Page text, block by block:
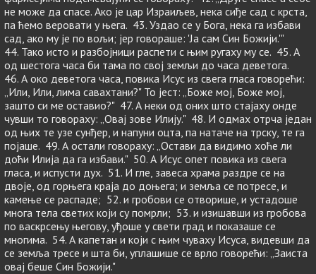
не може да спасе. Ако је цар Израиљев, нека сиђе сад с крста,
па ћемо веровати у њега. 43. Уздао се у Бога, нека га избави
сад, ако му је по вољи; јер говораше: 'Ја сам Син Божији.'"
44. Тако исто и разбојници распети с њим ругаху му се. 45. А
од шестога часа би тама по свој земљи до часа деветога.
46. А око деветога часа, повика Исус из свега гласа говорећи:
„Или, Или, лима савахтани?" То јест: „Боже мој, Боже мој,
зашто си ме оставио?" 47. А неки од оних што стајаху онде
чувши то говораху: „Овај зове Илију." 48. И одмах отрча један
од њих те узе сунђер, и напуни оцта, па натаче на трску, те га
појаше. 49. А остали говораху: „Остави да видимо хоће ли
доћи Илија да га избави." 50. А Исус опет повика из свега
гласа, и испусти дух. 51. И гле, завеса храма раздре се на
двоје, од горњега краја до доњега; и земља се потресе, и
камење се распаде; 52. и гробови се отворише, и устадоше
многа тела светих који су помрли; 53. и изишавши из гробова
по васкрсењу његову, уђоше у свети град и показаше се
многима. 54. А капетан и који с њим чуваху Исуса, видевши да
се земља тресе и шта би, уплашише се врло говорећи: „Заиста
овај беше Син Божији."